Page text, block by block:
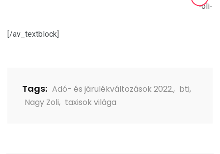
-oli-
[/av_textblock]
Tags: Adó- és járulékváltozások 2022., bti,
Nagy Zoli, taxisok világa